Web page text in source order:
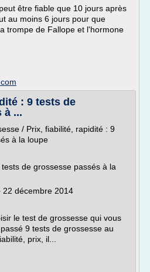
être fiable que 10 jours après
au moins 6 jours pour que
trompe de Fallope et l'hormone
: 9 tests de
à ...
/ Prix, fiabilité, rapidité : 9
à la loupe
de grossesse passés à la
22 décembre 2014
le test de grossesse qui vous
9 tests de grossesse au
prix, il...